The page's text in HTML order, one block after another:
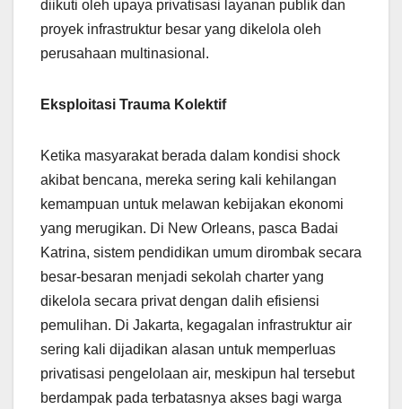
diikuti oleh upaya privatisasi layanan publik dan
proyek infrastruktur besar yang dikelola oleh
perusahaan multinasional.
Eksploitasi Trauma Kolektif
Ketika masyarakat berada dalam kondisi shock
akibat bencana, mereka sering kali kehilangan
kemampuan untuk melawan kebijakan ekonomi
yang merugikan. Di New Orleans, pasca Badai
Katrina, sistem pendidikan umum dirombak secara
besar-besaran menjadi sekolah charter yang
dikelola secara privat dengan dalih efisiensi
pemulihan. Di Jakarta, kegagalan infrastruktur air
sering kali dijadikan alasan untuk memperluas
privatisasi pengelolaan air, meskipun hal tersebut
berdampak pada terbatasnya akses bagi warga